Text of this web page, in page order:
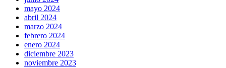
mayo 2024
abril 2024
marzo 2024
febrero 2024
enero 2024
diciembre 2023
noviembre 2023